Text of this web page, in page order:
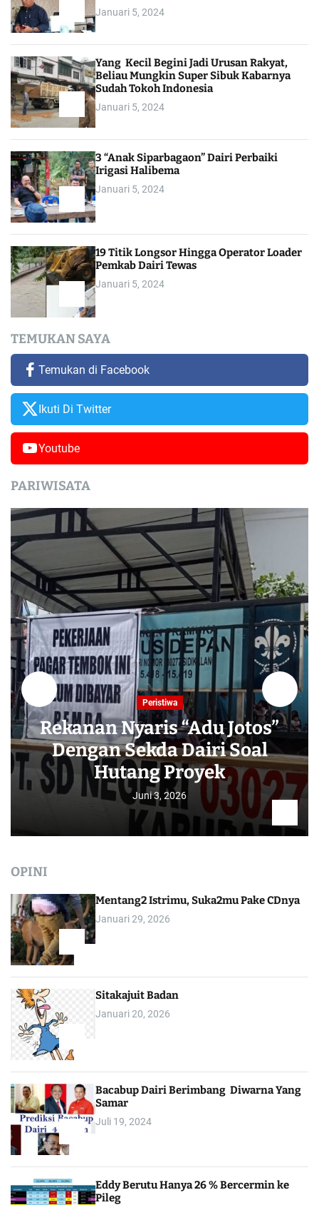
Januari 5, 2024
Yang Kecil Begini Jadi Urusan Rakyat,
Beliau Mungkin Super Sibuk Kabarnya
Sudah Tokoh Indonesia
Januari 5, 2024
3 “Anak Siparbagaon” Dairi Perbaiki
Irigasi Halibema
Januari 5, 2024
19 Titik Longsor Hingga Operator Loader
Pemkab Dairi Tewas
Januari 5, 2024
TEMUKAN SAYA
Temukan di Facebook
Ikuti Di Twitter
Youtube
PARIWISATA
Peristiwa
Rekanan Nyaris “Adu Jotos”
Dengan Sekda Dairi Soal
Hutang Proyek
Juni 3, 2026
OPINI
Mentang2 Istrimu, Suka2mu Pake CDnya
Januari 29, 2026
Sitakajuit Badan
Januari 20, 2026
Bacabup Dairi Berimbang Diwarna Yang
Samar
Juli 19, 2024
Eddy Berutu Hanya 26 % Bercermin ke
Pileg